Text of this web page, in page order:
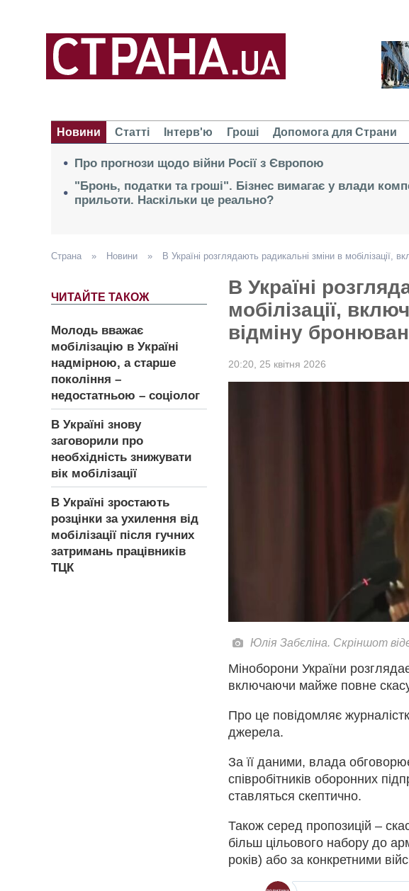
Новини Статті Інтерв'ю Гроші Допомога для Страни
Про прогнози щодо війни Росії з Європою
"Бронь, податки та гроші". Бізнес вимагає у влади
прильоти. Наскільки це реально?
Страна » Новини » В Україні розглядають радикальні зміни в
ЧИТАЙТЕ ТАКОЖ
Молодь вважає
мобілізацію в Україні
надмірною, а старше
покоління –
недостатньою – соціолог
В Україні знову
заговорили про
необхідність знижувати
вік мобілізації
В Україні зростають
розцінки за ухилення від
мобілізації після гучних
затримань працівників
ТЦК
В Україні
мобілізації,
відміну
20:20, 25 квітня 2026
Юлія Забєліна. Скріншот
Міноборони України
включаючи майже повне
Про це повідомляє
джерела.
За її даними, влада
співробітників оборонних
ставляться скептично.
Також серед пропозицій –
більш цільового набору до
років) або за конкретними